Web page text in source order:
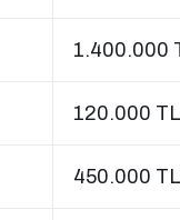
1.400.000
120.000
450.000